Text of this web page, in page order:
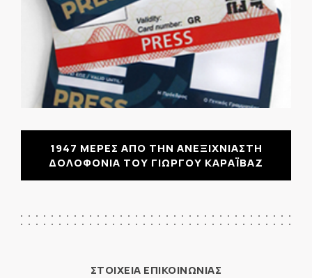
1947 ΜΕΡΕΣ ΑΠΟ ΤΗΝ ΑΝΕΞΙΧΝΙΑΣΤΗ
ΔΟΛΟΦΟΝΙΑ ΤΟΥ ΓΙΩΡΓΟΥ ΚΑΡΑΪΒΑΖ
ΣΤΟΙΧΕΙΑ ΕΠΙΚΟΙΝΩΝΙΑΣ